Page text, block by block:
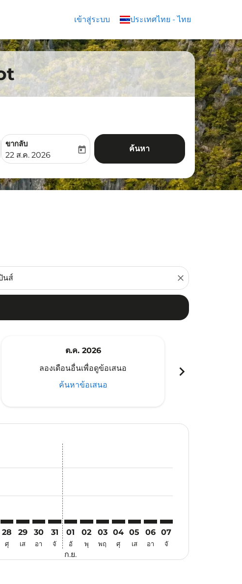
เข้าสู่ระบบ ประเทศไทย - ไทย
keyboard_arrow_down
aria-label
ขากลับ
fc-booking-return-date-aria-label
22 ส.ค. 2026
today ค้นหา
close
ต.ค. 2026
ลองเดือนอื่นเพื่อดูข้อเสนอ
ค้นหาข้อเสนอ
chevron_right
ค้นหาข้อเสนอ
disclaimer. ค้นหาข้อเสนอ
disclaimer. ค้นหาข้อเสนอ
offers-disclaimer. ค้นหาข้อเสนอ
view-offers-disclaimer. ค้นหาข้อเสนอ
cmp-view-offers-disclaimer. ค้นหาข้อเสนอ
cmp-view-offers-disclaimer. ค้นหาข้อเสนอ
DAD–ILO: cmp-view-offers-disclaimer. ค้นหาข้อเสนอ
28
ศุ
DAD–ILO: cmp-view-offers-disclaimer. ค้นหาข้อเสนอ
29
เส
DAD–ILO: cmp-view-offers-disclaimer. ค้นหาข้อเสนอ
30
อา
DAD–ILO: cmp-view-offers-disclaimer. ค้นหาข้อเสนอ
31
จั
01
อั
ก.ย.
02
พุ
03
พฤ
04
ศุ
05
เส
06
อา
07
จั